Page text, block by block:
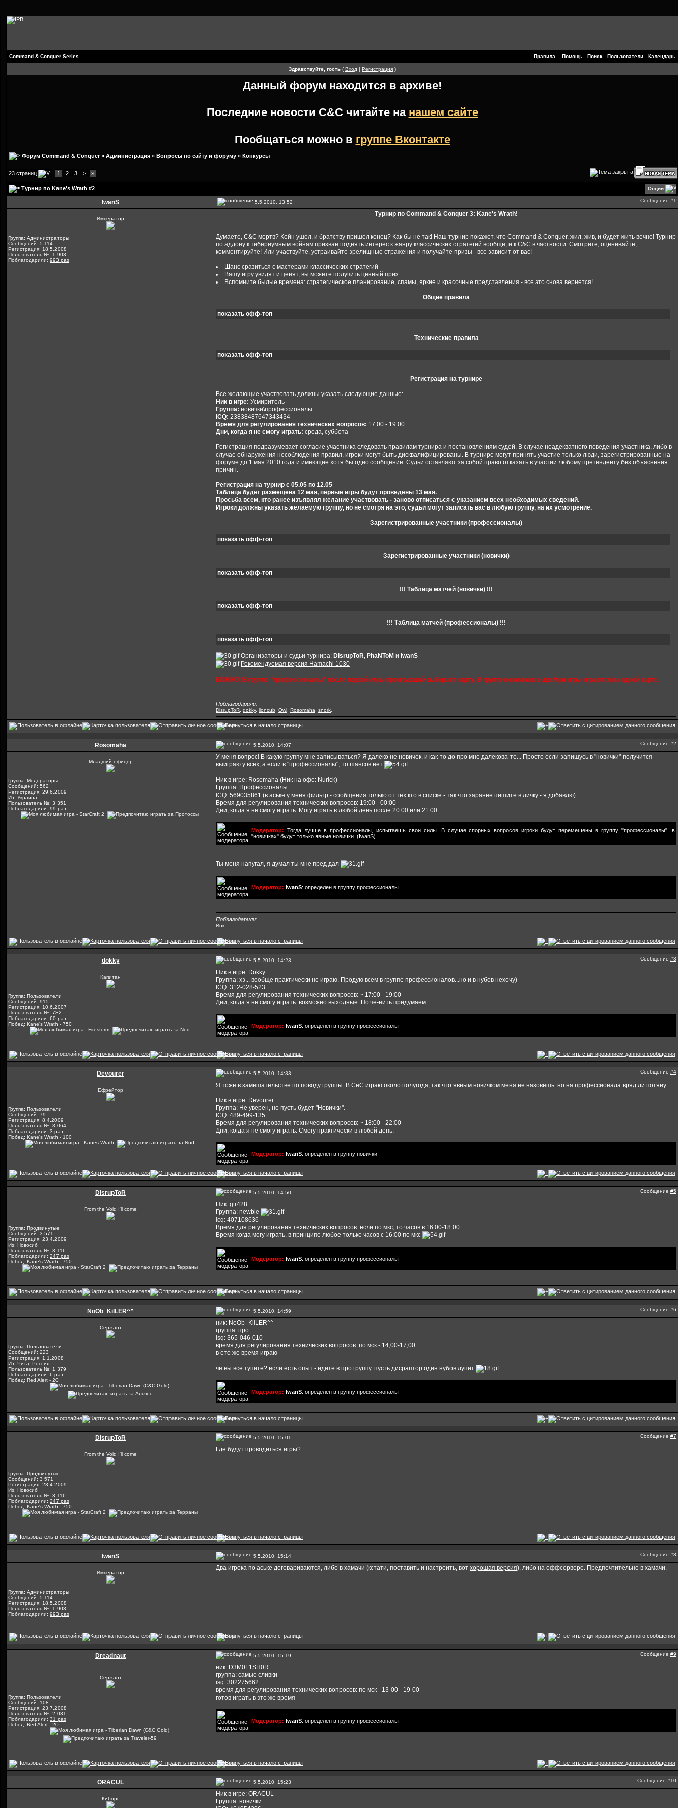
Command & Conquer Series Правила Помощь Поиск Пользователи Календарь
Здравствуйте, гость ( Вход | Регистрация )
Данный форум находится в архиве!
Последние новости C&C читайте на нашем сайте
Пообщаться можно в группе Вконтакте
Форум Command & Conquer» Администрация » Вопросы по сайту и форуму » Конкурсы
23 страниц 1 2 3 > »
Турнир по Kane's Wrath #2 Опции
IwanS 5.5.2010, 13:52 Сообщение #1
Император
Группа: Администраторы
Сообщений: 5 114
Регистрация: 18.5.2008
Пользователь №: 1 903
Поблагодарили: 993 раз
Турнир по Command & Conquer 3: Kane's Wrath!
Думаете, C&C мертв? Кейн ушел, и братству пришел конец? Как бы не так! Наш турнир покажет, что Command & Conquer, жил, жив, и будет жить вечно! Турнир
по аддону к тибериумным войнам призван поднять интерес к жанру классических стратегий вообще, и к C&C в частности. Смотрите, оценивайте,
комментируйте! Или участвуйте, устраивайте зрелищные стражения и получайте призы - все зависит от вас!
Шанс сразиться с мастерами классических стратегий
Вашу игру увидят и ценят, вы можете получить ценный приз
Вспомните былые времена: стратегическое планирование, спамы, яркие и красочные представления - все это снова вернется!
Общие правила
показать офф-топ
Технические правила
показать офф-топ
Регистрация на турнире
Все желающие участвовать должны указать следующие данные:
Ник в игре: Усмиритель
Группа: новички\профессионалы
ICQ: 23838487647343434
Время для регулирования технических вопросов: 17:00 - 19:00
Дни, когда я не смогу играть: среда, суббота
Регистрация подразумевает согласие участника следовать правилам турнира и постановлениям судей. В случае неадекватного поведения участника, либо в
случае обнаружения несоблюдения правил, игроки могут быть дисквалифицированы. В турнире могут принять участие только люди, зарегистрированные на
форуме до 1 мая 2010 года и имеющие хотя бы одно сообщение. Судьи оставляют за собой право отказать в участии любому претенденту без объяснения
причин.
Регистрация на турнир с 05.05 по 12.05
Таблица будет размещена 12 мая, первые игры будут проведены 13 мая.
Просьба всем, кто ранее изъявлял желание участвовать - заново отписаться с указанием всех необходимых сведений.
Игроки должны указать желаемую группу, но не смотря на это, судьи могут записать вас в любую группу, на их усмотрение.
Зарегистрированные участники (профессионалы)
показать офф-топ
Зарегистрированные участники (новички)
показать офф-топ
!!! Таблица матчей (новички) !!!
показать офф-топ
!!! Таблица матчей (профессионалы) !!!
показать офф-топ
Организаторы и судьи турнира: DisrupToR, PhaNToM и IwanS
Рекомендуемая версия Hamachi 1030
ВАЖНО: В группе "профессионалы" после первой игры проигравший выбирает карту. В группе новички все две\три игры играются на одной карте.
Поблагодарили:
DisrupToR, dokky, lioncub, Owl , Rosomaha, snork,
Rosomaha 5.5.2010, 14:07 Сообщение #2
Младший офицер
Группа: Модераторы
Сообщений: 562
Регистрация: 29.6.2009
Из: Украина
Пользователь №: 3 351
Поблагодарили: 99 раз
У меня вопрос! В какую группу мне записываться? Я далеко не новичек, и как-то до про мне далекова-то... Просто если запишусь в "новички" получится
выиграю у всех, а если в "профессионалы", то шансов нет
Ник в игре: Rosomaha (Ник на офе: Nurick)
Группа: Профессионалы
ICQ: 569035861 (в аське у меня фильтр - сообщения только от тех кто в списке - так что заранее пишите в личку - я добавлю)
Время для регулирования технических вопросов: 19:00 - 00:00
Дни, когда я не смогу играть: Могу играть в любой день после 20:00 или 21:00
Модератор: Тогда лучше в профессионалы, испытаешь свои силы. В случае спорных вопросов игроки будут перемещены в группу "профессионалы", в
"новичках" будут только явные новички. (IwanS)
Ты меня напугал, я думал ты мне пред дал
Модератор: IwanS: определен в группу профессионалы
Поблагодарили:
Инк,
dokky 5.5.2010, 14:23 Сообщение #3
Капитан
Группа: Пользователи
Сообщений: 915
Регистрация: 10.6.2007
Пользователь №: 782
Поблагодарили: 60 раз
Побед: Kane's Wrath - 750
Ник в игре: Dokky
Группа: хз... вообще практически не играю. Продую всем в группе профессионалов...но и в нубов нехочу)
ICQ: 312-028-523
Время для регулирования технических вопросов: ~ 17:00 - 19:00
Дни, когда я не смогу играть: возможно выходные. Но че-нить придумаем.
Модератор: IwanS: определен в группу профессионалы
Devourer 5.5.2010, 14:33 Сообщение #4
Ефрейтор
Группа: Пользователи
Сообщений: 79
Регистрация: 8.4.2009
Пользователь №: 3 064
Поблагодарили: 3 раз
Побед: Kane's Wrath - 100
Я тоже в замешательстве по поводу группы. В СнС играю около полугода, так что явным новичком меня не назовёшь..но на профессионала вряд ли потяну.
Ник в игре: Devourer
Группа: Не уверен, но пусть будет "Новички".
ICQ: 489-499-135
Время для регулирования технических вопросов: ~ 18:00 - 22:00
Дни, когда я не смогу играть: Смогу практически в любой день.
Модератор: IwanS: определен в группу новички
DisrupToR 5.5.2010, 14:50 Сообщение #5
From the Void I'll come
Группа: Продвинутые
Сообщений: 3 571
Регистрация: 23.4.2009
Из: Новосиб
Пользователь №: 3 116
Поблагодарили: 247 раз
Побед: Kane's Wrath - 750
Ник: gtr428
Группа: newbie
icq: 407108636
Время для регулирования технических вопросов: если по мкс, то часов в 16:00-18:00
Время когда могу играть, в принципе любое только часов с 16:00 по мкс
Модератор: IwanS: определен в группу профессионалы
NoOb_KilLER^^ 5.5.2010, 14:59 Сообщение #6
Сержант
Группа: Пользователи
Сообщений: 223
Регистрация: 1.1.2008
Из: Чита, Россия
Пользователь №: 1 379
Поблагодарили: 6 раз
Побед: Red Alert - 20
ник: NoOb_KilLER^^
группа: про
isq: 365-046-010
время для регулирования технических вопросов: по мск - 14,00-17,00
в ето же время играю
че вы все тупите? если есть опыт - идите в про группу. пусть дисраптор один нубов лупит
Модератор: IwanS: определен в группу профессионалы
DisrupToR 5.5.2010, 15:01 Сообщение #7
From the Void I'll come
Группа: Продвинутые
Сообщений: 3 571
Регистрация: 23.4.2009
Из: Новосиб
Пользователь №: 3 116
Поблагодарили: 247 раз
Побед: Kane's Wrath - 750
Где будут проводиться игры?
IwanS 5.5.2010, 15:14 Сообщение #8
Император
Группа: Администраторы
Сообщений: 5 114
Регистрация: 18.5.2008
Пользователь №: 1 903
Поблагодарили: 993 раз
Два игрока по аське договариваются, либо в хамачи (кстати, поставить и настроить, вот хорошая версия), либо на оффсервере. Предпочтительно в хамачи.
Dreadnaut 5.5.2010, 15:19 Сообщение #9
Сержант
Группа: Пользователи
Сообщений: 108
Регистрация: 23.7.2008
Пользователь №: 2 031
Поблагодарили: 31 раз
Побед: Red Alert - 20
ник: D3M0L1SH0R
группа: самые сливки
isq: 302275662
время для регулирования технических вопросов: по мск - 13-00 - 19-00
готов играть в это же время
Модератор: IwanS: определен в группу профессионалы
ORACUL 5.5.2010, 15:23 Сообщение #10
Киборг
Ник в игре: ORACUL
Группа: новички